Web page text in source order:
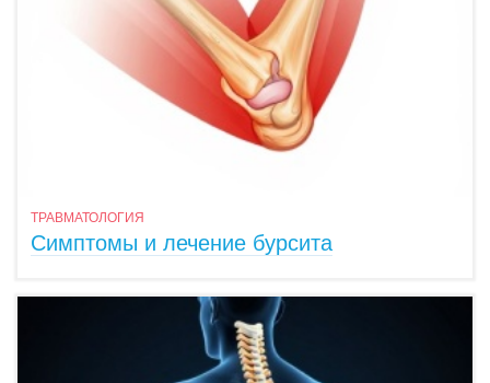
ТРАВМАТОЛОГИЯ
Симптомы и лечение бурсита